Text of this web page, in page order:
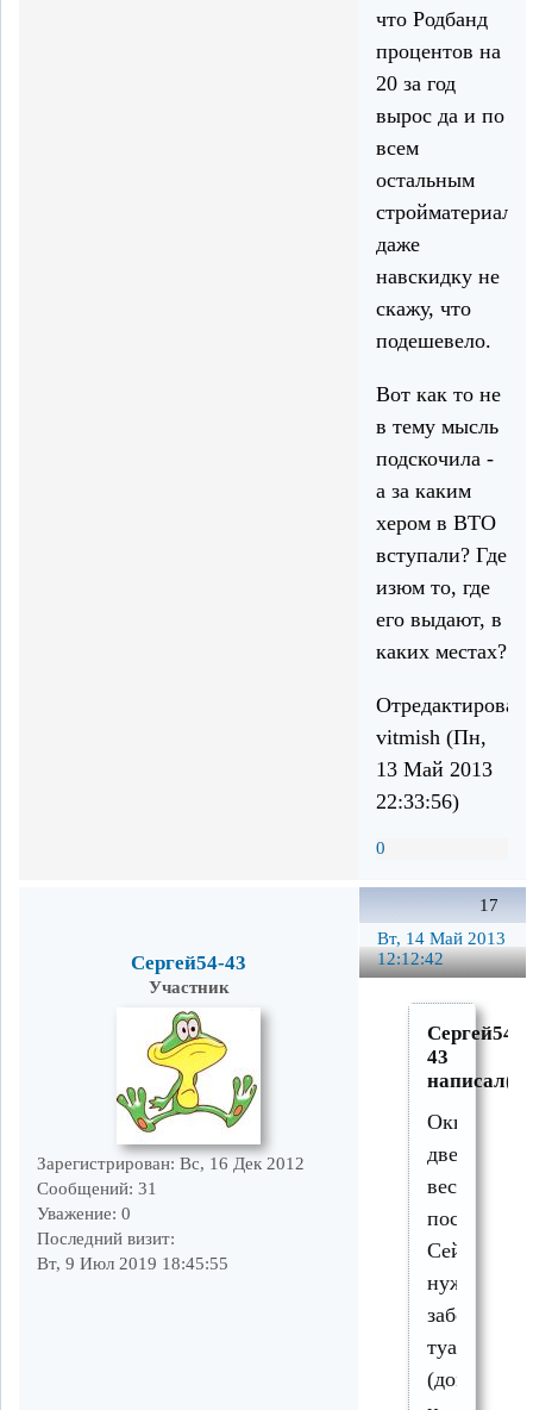
что Родбанд
процентов на
20 за год
вырос да и по
всем
остальным
даже
навскидку не
скажу, что
подешевело.
Вот как то не
в тему мысль
подскочила -
а за каким
хером в ВТО
вступали? Где
изюм то, где
его выдают, в
каких местах?
vitmish (Пн,
13 Май 2013
22:33:56)
0
17
Вт, 14 Май 2013
12:12:42
Сергей54-43
Участник
Зарегистрирован: Вс, 16 Дек 2012
Сообщений: 31
Уважение: 0
Последний визит:
Вт, 9 Июл 2019 18:45:55
Сергей54-
43
Окна,
дверь
весной
поставил.
Сейчас
нужен
забор,
туалет
(домик)